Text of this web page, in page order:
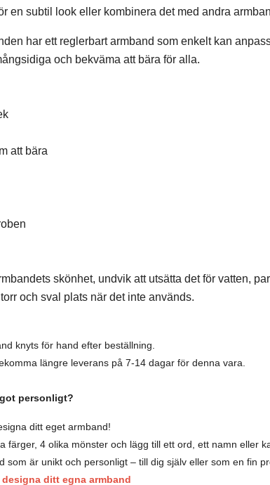
en subtil look eller kombinera det med andra
har ett reglerbart armband som enkelt kan
och bekväma att bära för alla.
att bära
skönhet, undvik att utsätta det för vatten,
och sval plats när det inte används.
knyts för hand efter beställning.
längre leverans på 7-14 dagar för denna vara.
personligt?
ditt eget armband!
färger, 4 olika mönster och lägg till ett ord, ett namn eller
som är unikt och personligt – till dig själv eller som en fin
ditt egna armband